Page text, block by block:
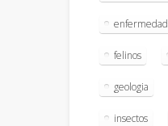
enfermedad
felinos
geologia
insectos